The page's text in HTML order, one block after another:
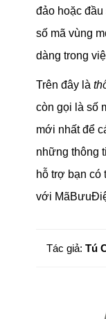
đảo hoặc đầu
số mã vùng
dàng trong
Trên đây là
còn gọi là số
mới nhất để
những thông
hỗ trợ bạn có
với
Tác giả: Tú